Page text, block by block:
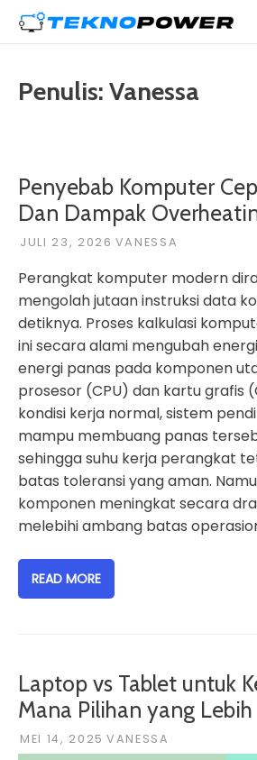
Skip
Penulis: Vanessa
Penyebab Komputer
Dan Dampak
JULI 23, 2026 VANESSA
Perangkat komputer modern
mengolah jutaan instruksi data
detiknya. Proses kalkulasi
ini secara alami mengubah
energi panas pada komponen
prosesor (CPU) dan kartu grafis
kondisi kerja normal, sistem
mampu membuang panas
sehingga suhu kerja perangkat
batas toleransi yang aman.
komponen meningkat secara
melebihi ambang batas
READ MORE
Laptop vs Tablet untuk
Mana Pilihan yang Lebih
MEI 14, 2025 VANESSA